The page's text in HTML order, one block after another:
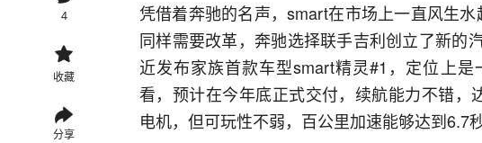
4
收藏
分享
凭借着奔驰的名声，smart在市场上一直风生
同样需要改革，奔驰选择联手吉利创立了新的
近发布家族首款车型smart精灵#1，定位上
看，预计在今年底正式交付，续航能力不错，
电机，但可玩性不弱，百公里加速能够达到6.7